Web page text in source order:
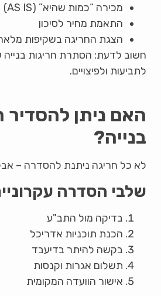
מכירה “כמות שהיא” (AS IS)
התאמת מחיר לסיכון
הצגת החריגה בשקיפות
חשוב לדעת: הסתרת חריגות בנייה
לתביעות ולפיצויים.
האם ניתן להסדיר
בנייה?
לא כל חריגה ניתנת להסדרה –
שלבי הסדרה
בדיקה מול התב"ע
הכנת תוכניות אדריכל
בקשה להיתר בדיעבד
תשלום אגרות וקנסות
אישור הוועדה המקומית